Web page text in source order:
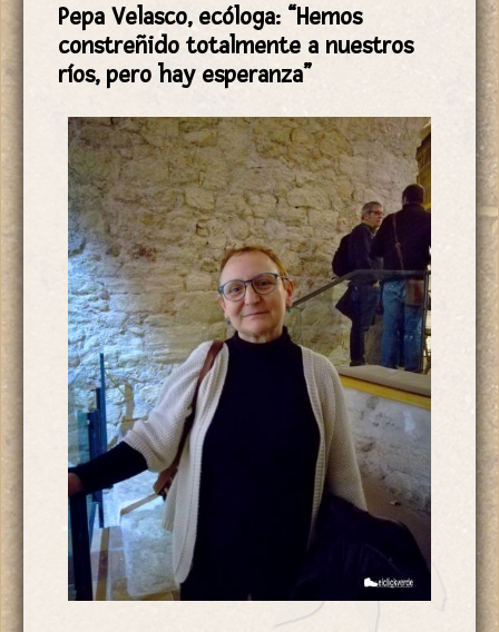
Pepa Velasco, ecóloga: “Hemos
constreñido totalmente a nuestros
ríos, pero hay esperanza”